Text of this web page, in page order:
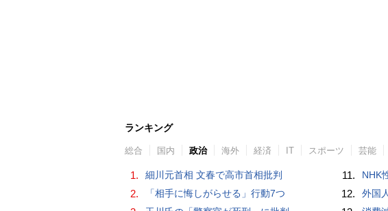
ランキング
総合 国内 政治 海外 経済 IT スポーツ 芸能
1. 細川元首相 文春で高市首相批判
2. 「相手に悔しがらせる」行動7つ
11. NHK
12. 外国